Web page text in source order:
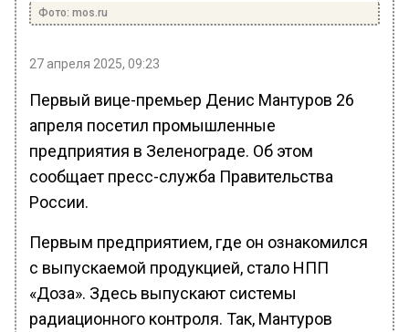
Фото: mos.ru
27 апреля 2025, 09:23
Первый вице-премьер Денис Мантуров 26
апреля посетил промышленные
предприятия в Зеленограде. Об этом
сообщает пресс-служба Правительства
России.
Первым предприятием, где он ознакомился
с выпускаемой продукцией, стало НПП
«Доза». Здесь выпускают системы
радиационного контроля. Так, Мантуров